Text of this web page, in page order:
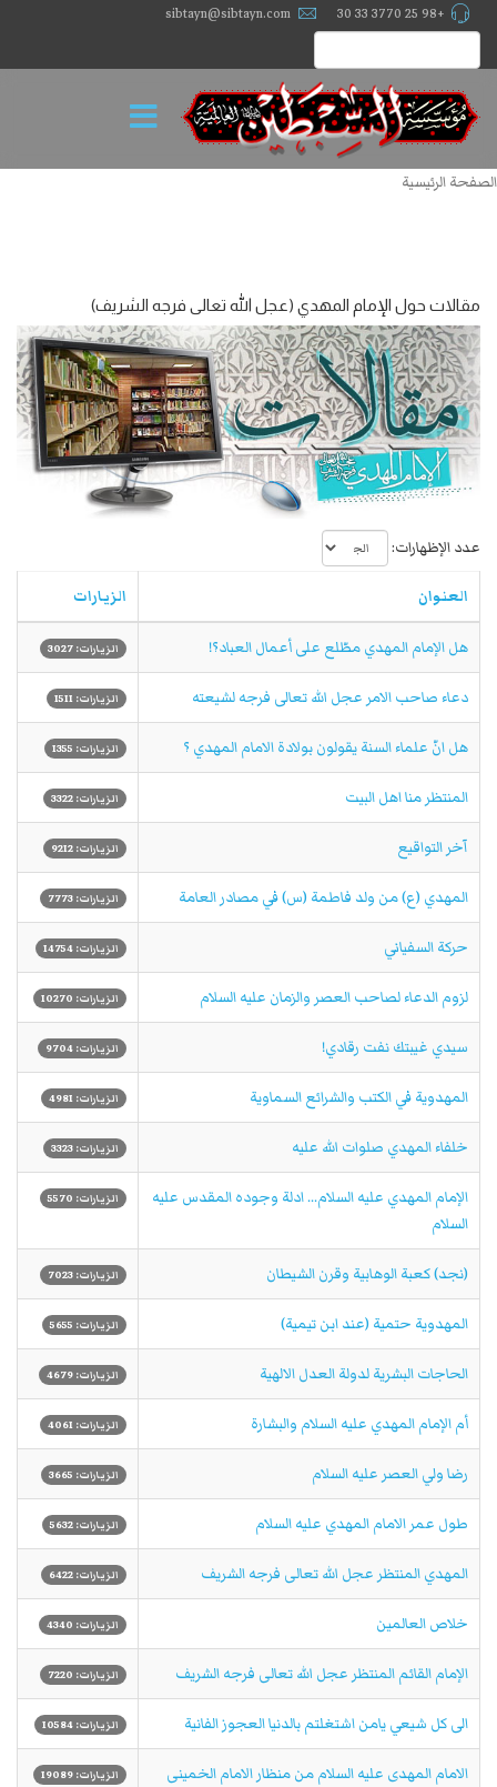
+98 25 3770 33 30
sibtayn@sibtayn.com
الصفحة الرئيسية
مقالات حول الإمام المهدي (عجل الله تعالی فرجه الشریف)
عدد الإظهارات:
العنوان الزيارات
هل الإمام المهدي مطّلع على أعمال العباد؟! الزيارات: 3027
دعاء صاحب الامر عجل الله تعالى فرجه لشيعته الزيارات: 1511
هل انّ علماء السنة يقولون بولادة الامام المهدي ؟ الزيارات: 1355
المنتظر منا اهل البيت الزيارات: 3322
آخر التواقيع الزيارات: 9212
المهدي (ع) من ولد فاطمة (س) في مصادر العامة الزيارات: 7773
حركة السفياني الزيارات: 14754
لزوم الدعاء لصاحب العصر والزمان عليه السلام الزيارات: 10270
سيدي غيبتك نفت رقادي! الزيارات: 9704
المهدوية في الكتب والشرائع السماوية الزيارات: 4981
خلفاء المهدي صلوات الله عليه الزيارات: 3323
الإمام المهدي عليه السلام... ادلة وجوده المقدس عليه
السلام
الزيارات: 5570
(نجد) كعبة الوهابية وقرن الشيطان الزيارات: 7023
المهدوية حتمية (عند ابن تيمية) الزيارات: 5655
الحاجات البشرية لدولة العدل الالهية الزيارات: 4679
أم الإمام المهدي عليه السلام والبشارة الزيارات: 4061
رضا ولي العصر عليه السلام الزيارات: 3665
طول عمر الامام المهدي عليه السلام الزيارات: 5632
المهدي المنتظر عجل الله تعالی فرجه الشریف الزيارات: 6422
خلاص العالمین الزيارات: 4340
الإمام القائم المنتظر عجل الله تعالی فرجه الشریف الزيارات: 7220
الى كل شيعي يامن اشتغلتم بالدنيا العجوز الفانية الزيارات: 10584
الامام المهدی علیه السلام من منظار الامام الخمینی
الزيارات: 19089